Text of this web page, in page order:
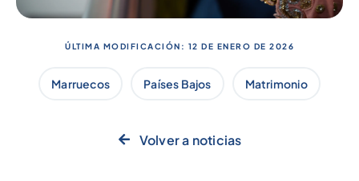
ÚLTIMA MODIFICACIÓN: 12 DE ENERO DE 2026
Marruecos Países Bajos Matrimonio
Volver a noticias